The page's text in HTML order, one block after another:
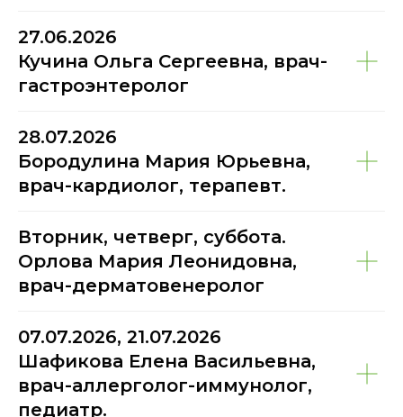
27.06.2026
Кучина Ольга Сергеевна, врач-
гастроэнтеролог
28.07.2026
Бородулина Мария Юрьевна,
врач-кардиолог, терапевт.
Вторник, четверг, суббота.
Орлова Мария Леонидовна,
врач-дерматовенеролог
07.07.2026, 21.07.2026
Шафикова Елена Васильевна,
врач-аллерголог-иммунолог,
педиатр.